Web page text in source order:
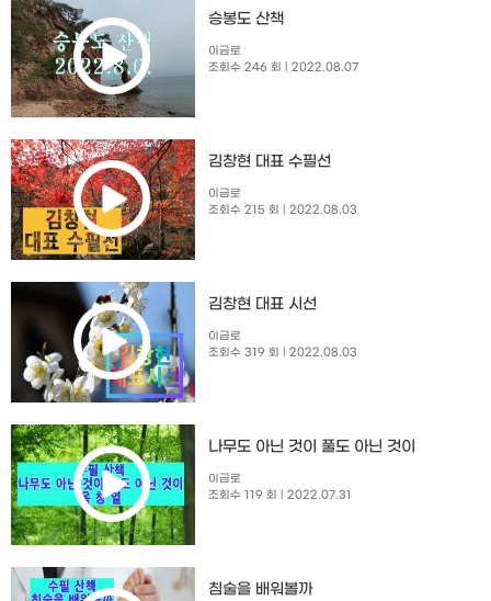
승봉도 산책
이금로
조회수 246 회
| 2022.08.07
김창현 대표 수필선
이금로
조회수 215 회
| 2022.08.03
김창현 대표 시선
이금로
조회수 319 회
| 2022.08.03
나무도 아닌 것이 풀도 아닌 것이
이금로
조회수 119 회
| 2022.07.31
침술을 배워볼까